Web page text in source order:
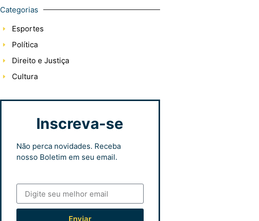
Categorias
Esportes
Política
Direito e Justiça
Cultura
Inscreva-se
Não perca novidades. Receba
nosso Boletim em seu email.
Enviar